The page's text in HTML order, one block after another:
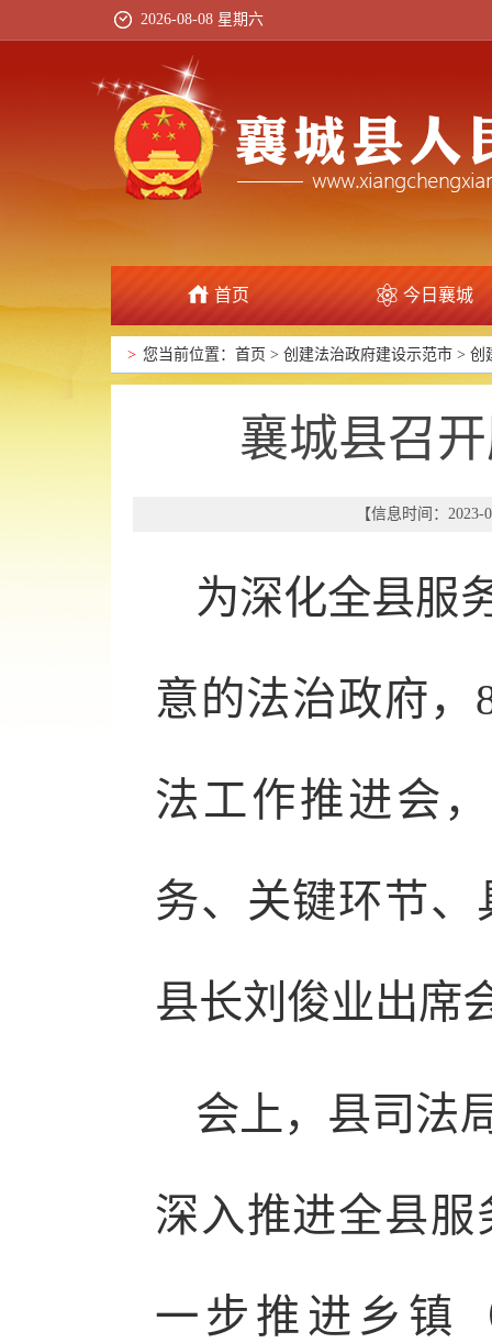
2026-08-08 星期六
首页 今日襄城
政府信息公开
> 您当前位置： 首页 > 创建法治政府建设示范市 > 创
襄城县召
【信息时间：
为深化全县服
意的法治政府
法工作推进会
务、关键环节
县长刘俊业出席
会上，县司法
深入推进全县
一步推进乡镇